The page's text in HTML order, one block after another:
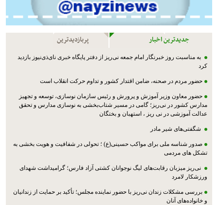
جدیدترین اخبار پربازدیدترین
به مناسبت روز خبرنگار امام جمعه نی‌ریز از دفتر پایگاه خبری نای‌ذی‌نیوز بازدید
کرد
حضور مردم در صحنه، ضامن اقتدار کشور و تداوم حرکت انقلاب است
حضور معاون وزیر آموزش و پرورش و رئیس سازمان نوسازی، توسعه و تجهیز
مدارس کشور در نی‌ریز؛ گامی در مسیر شتاب‌بخشی به نوسازی مدارس و تحقق
عدالت آموزشی در نی ریز ، استهبان و بختگان
شگفتی‌های شیر مادر
صدور شناسه ملی برای مواکب حسینی(ع) ؛ تحولی در شفافیت و هویت بخشی به
تشکل های مردمی
نی‌ریز میزبان رقابت‌های لیگ نوجوانان کشتی آزاد فارس؛ گرامیداشت شهدای
ورزشکار لامرد
بررسی مشکلات زندان نی‌ریز با حضور نماینده مجلس؛ تأکید بر حمایت از زندانیان
و خانواده‌های آنان